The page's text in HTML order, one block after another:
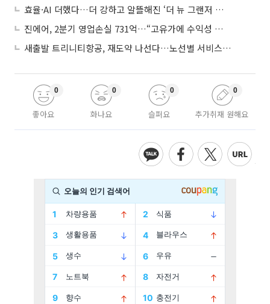
효율·AI 더했다…더 강하고 알뜰해진 ‘더 뉴 그랜저 하이브리드’
진에어, 2분기 영업손실 731억…“고유가에 수익성 악화”
새출발 트리니티항공, 재도약 나선다…노선별 서비스 차별화
좋아요
0
화나요
0
슬퍼요
0
추가취재 원해요
0